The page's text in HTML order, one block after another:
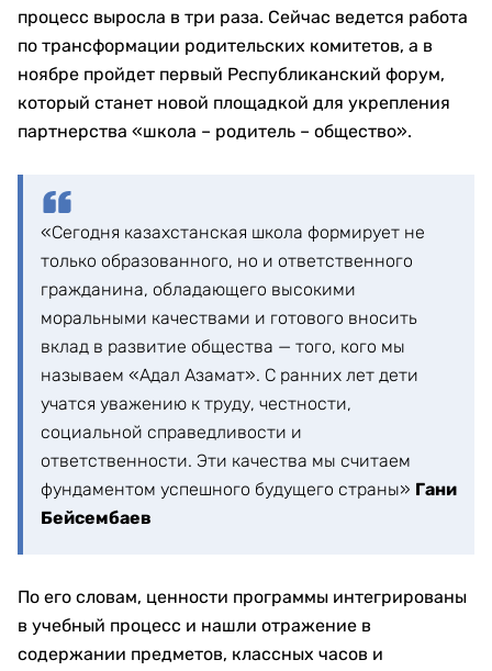
процесс выросла в три раза. Сейчас ведется работа
по трансформации родительских комитетов, а в
ноябре пройдет первый Республиканский форум,
который станет новой площадкой для укрепления
партнерства «школа – родитель – общество».
«Сегодня казахстанская школа формирует не
только образованного, но и ответственного
гражданина, обладающего высокими
моральными качествами и готового вносить
вклад в развитие общества — того, кого мы
называем «Адал Азамат». С ранних лет дети
учатся уважению к труду, честности,
социальной справедливости и
ответственности. Эти качества мы считаем
фундаментом успешного будущего страны» Гани
Бейсембаев
По его словам, ценности программы интегрированы
в учебный процесс и нашли отражение в
содержании предметов, классных часов и